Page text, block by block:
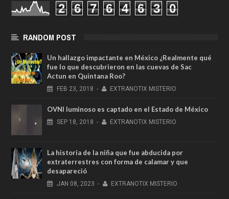
2 6 7 6 4 6 3 0
RANDOM POST
Un hallazgo impactante en México ¿Realmente qué
fue lo que descubrieron en las cuevas de Sac
Actun en Quintana Roo?
FEB 23, 2018 - EXTRANOTIX MISTERIO
OVNI luminoso es captado en el Estado de México
SEP 18, 2018 - EXTRANOTIX MISTERIO
La historia de la niña que fue abducida por
extraterrestres con forma de calamar y que
desapareció
JAN 08, 2023 - EXTRANOTIX MISTERIO